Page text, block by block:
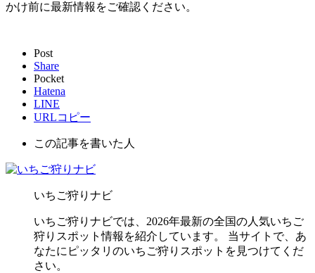
かけ前に最新情報をご確認ください。
Post
Share
Pocket
Hatena
LINE
URLコピー
この記事を書いた人
いちご狩りナビ
いちご狩りナビでは、2026年最新の全国の人気いちご
狩りスポット情報を紹介しています。 当サイトで、あ
なたにピッタリのいちご狩りスポットを見つけてくだ
さい。